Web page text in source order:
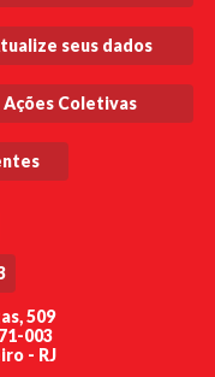
seus dados
Ações Coletivas
509
003
- RJ